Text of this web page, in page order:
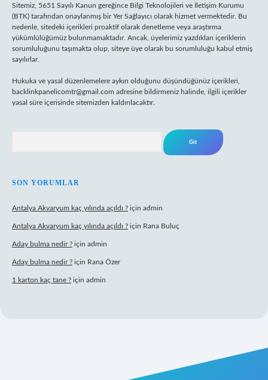
Sitemiz, 5651 Sayılı Kanun gereğince Bilgi Teknolojileri ve İletişim Kurumu
(BTK) tarafından onaylanmış bir Yer Sağlayıcı olarak hizmet vermektedir. Bu
nedenle, sitedeki içerikleri proaktif olarak denetleme veya araştırma
yükümlülüğümüz bulunmamaktadır. Ancak, üyelerimiz yazdıkları içeriklerin
sorumluluğunu taşımakta olup, siteye üye olarak bu sorumluluğu kabul etmiş
sayılırlar.
Hukuka ve yasal düzenlemelere aykırı olduğunu düşündüğünüz içerikleri,
backlinkpanelicomtr@gmail.com adresine bildirmeniz halinde, ilgili içerikler
yasal süre içerisinde sitemizden kaldırılacaktır.
SON YORUMLAR
Antalya Akvaryum kaç yılında açıldı ? için admin
Antalya Akvaryum kaç yılında açıldı ? için Rana Buluç
Aday bulma nedir ? için admin
Aday bulma nedir ? için Rana Özer
1 karton kaç tane ? için admin